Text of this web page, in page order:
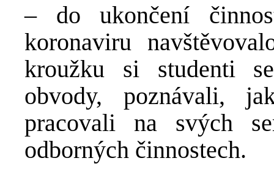
– do ukončení
koronaviru
kroužku si studenti
obvody, poznávali,
pracovali na svých
odborných činnostech.